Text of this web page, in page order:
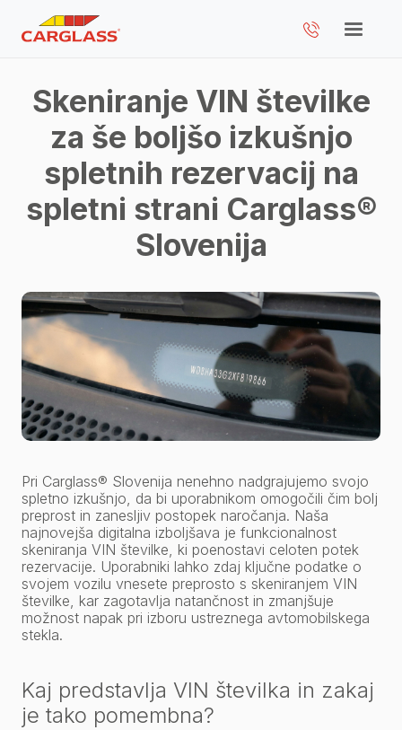
Skeniranje VIN številke
za še boljšo izkušnjo
spletnih rezervacij na
spletni strani Carglass®
Slovenija
Pri Carglass® Slovenija nenehno nadgrajujemo svojo
spletno izkušnjo, da bi uporabnikom omogočili čim bolj
preprost in zanesljiv postopek naročanja. Naša
najnovejša digitalna izboljšava je funkcionalnost
skeniranja VIN številke, ki poenostavi celoten potek
rezervacije. Uporabniki lahko zdaj ključne podatke o
svojem vozilu vnesete preprosto s skeniranjem VIN
številke, kar zagotavlja natančnost in zmanjšuje
možnost napak pri izboru ustreznega avtomobilskega
stekla.
Kaj predstavlja VIN številka in zakaj
je tako pomembna?